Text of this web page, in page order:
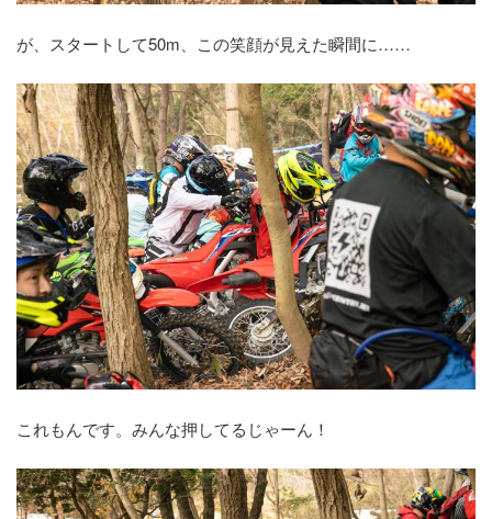
が、スタートして50m、この笑顔が見えた瞬間に……
これもんです。みんな押してるじゃーん！